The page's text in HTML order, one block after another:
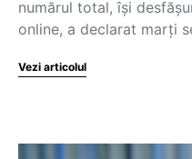
numărul total, își
online, a declarat marți
Vezi articolul